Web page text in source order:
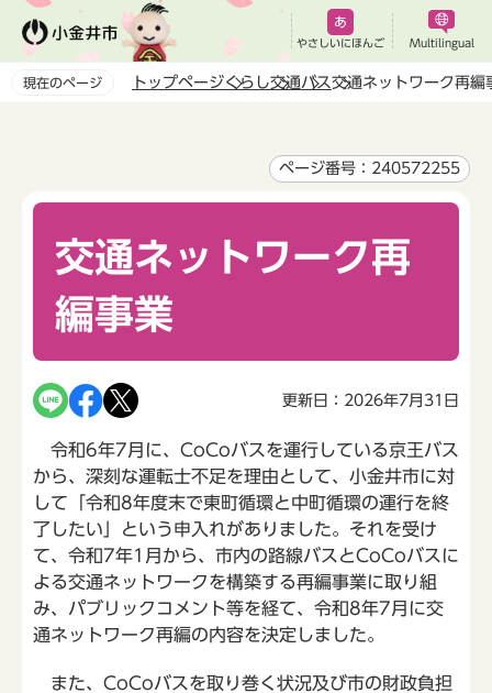
ペ
やさしいにほんご Multilingual
現在のページ トップページくらし交通バス交通ネットワーク再編
ページ番号：240572255
交通ネットワーク再
編事業
更新日：2026年7月31日
令和6年7月に、CoCoバスを運行している京王バス
から、深刻な運転士不足を理由として、小金井市に対
して「令和8年度末で東町循環と中町循環の運行を終
了したい」という申入れがありました。それを受け
て、令和7年1月から、市内の路線バスとCoCoバスに
よる交通ネットワークを構築する再編事業に取り組
み、パブリックコメント等を経て、令和8年7月に交
通ネットワーク再編の内容を決定しました。
また、CoCoバスを取り巻く状況及び市の財政負担